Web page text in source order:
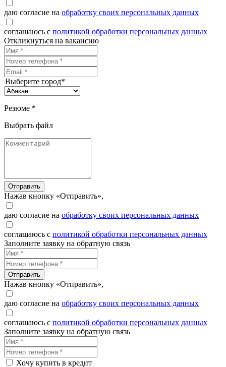
даю согласие на обработку своих персональных данных
соглашаюсь с политикой обработки персональных данных
Откликнуться на вакансию
Выберите город*
Резюме *
Выбрать файл
Отправить
Нажав кнопку «Отправить»,
даю согласие на обработку своих персональных данных
соглашаюсь с политикой обработки персональных данных
Заполните заявку на обратную связь
Отправить
Нажав кнопку «Отправить»,
даю согласие на обработку своих персональных данных
соглашаюсь с политикой обработки персональных данных
Заполните заявку на обратную связь
Хочу купить в кредит